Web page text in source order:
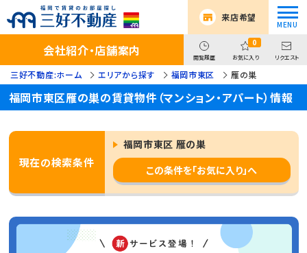
来店希望
会社紹介・店舗案内 閲覧履歴
0
お気に入り リクエスト
三好不動産:ホーム エリアから探す 福岡市東区 雁の巣
福岡市東区雁の巣の賃貸物件（マンション・アパート）情報
現在の検索条件
福岡市東区 雁の巣
この条件を「お気に入り」へ